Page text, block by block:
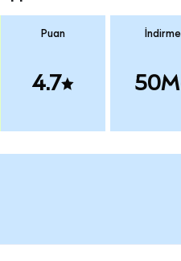
Puan
4.7
İndirme